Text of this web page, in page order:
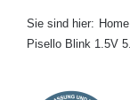
Sie sind hier: Home
Pisello Blink 1.5V